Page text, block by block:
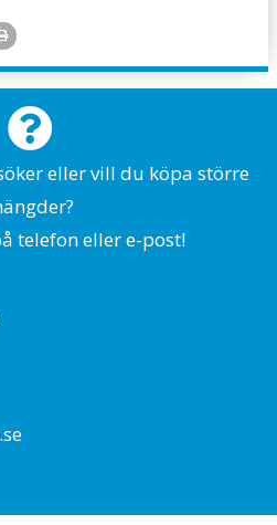
eller vill du köpa större
telefon eller e-post!